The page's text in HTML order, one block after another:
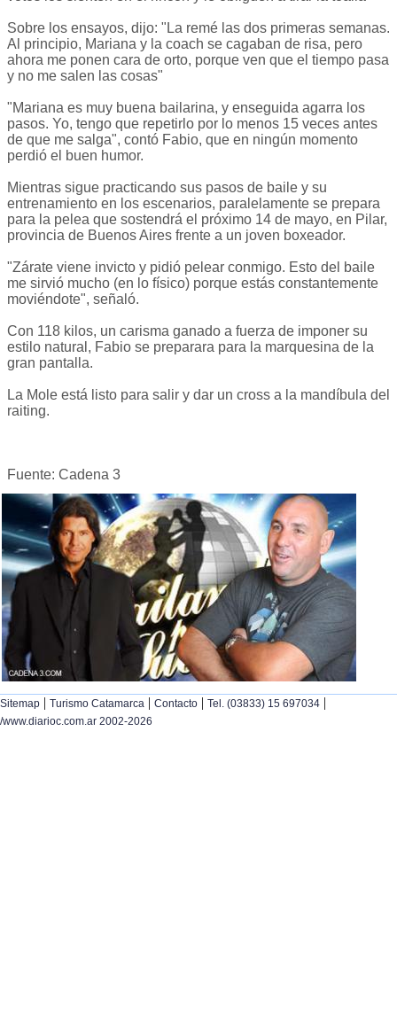
Sobre los ensayos, dijo: "La remé las dos primeras semanas.
Al principio, Mariana y la coach se cagaban de risa, pero
ahora me ponen cara de orto, porque ven que el tiempo pasa
y no me salen las cosas"
"Mariana es muy buena bailarina, y enseguida agarra los
pasos. Yo, tengo que repetirlo por lo menos 15 veces antes
de que me salga", contó Fabio, que en ningún momento
perdió el buen humor.
Mientras sigue practicando sus pasos de baile y su
entrenamiento en los escenarios, paralelamente se prepara
para la pelea que sostendrá el próximo 14 de mayo, en Pilar,
provincia de Buenos Aires frente a un joven boxeador.
"Zárate viene invicto y pidió pelear conmigo. Esto del baile
me sirvió mucho (en lo físico) porque estás constantemente
moviéndote", señaló.
Con 118 kilos, un carisma ganado a fuerza de imponer su
estilo natural, Fabio se preparara para la marquesina de la
gran pantalla.
La Mole está listo para salir y dar un cross a la mandíbula del
raiting.
Fuente: Cadena 3
Sitemap | Turismo Catamarca | Contacto | Tel. (03833) 15 697034 |
/www.diarioc.com.ar 2002-2026